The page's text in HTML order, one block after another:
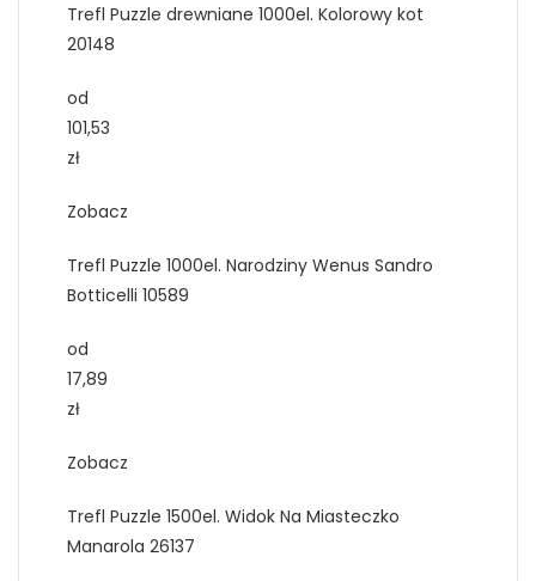
Trefl Puzzle drewniane 1000el. Kolorowy kot
20148
od
101,53
zł
Zobacz
Trefl Puzzle 1000el. Narodziny Wenus Sandro
Botticelli 10589
od
17,89
zł
Zobacz
Trefl Puzzle 1500el. Widok Na Miasteczko
Manarola 26137